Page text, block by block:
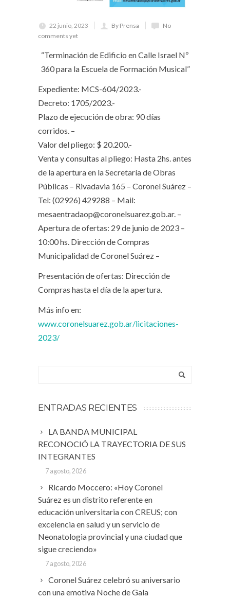
22 junio, 2023 By Prensa
No
comments yet
“Terminación de Edificio en Calle Israel Nº
360 para la Escuela de Formación Musical”
Expediente: MCS-604/2023.-
Decreto: 1705/2023.-
Plazo de ejecución de obra: 90 días
corridos. –
Valor del pliego: $ 20.200.-
Venta y consultas al pliego: Hasta 2hs. antes
de la apertura en la Secretaría de Obras
Públicas – Rivadavia 165 – Coronel Suárez –
Tel: (02926) 429288 – Mail:
mesaentradaop@coronelsuarez.gob.ar. –
Apertura de ofertas: 29 de junio de 2023 –
10:00 hs. Dirección de Compras
Municipalidad de Coronel Suárez –
Presentación de ofertas: Dirección de
Compras hasta el día de la apertura.
Más info en:
www.coronelsuarez.gob.ar/licitaciones-
2023/
ENTRADAS RECIENTES
LA BANDA MUNICIPAL
RECONOCIÓ LA TRAYECTORIA DE SUS
INTEGRANTES
7 agosto, 2026
Ricardo Moccero: «Hoy Coronel
Suárez es un distrito referente en
educación universitaria con CREUS; con
excelencia en salud y un servicio de
Neonatologia provincial y una ciudad que
sigue creciendo»
7 agosto, 2026
Coronel Suárez celebró su aniversario
con una emotiva Noche de Gala